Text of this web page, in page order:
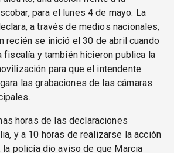
para el lunes 4 de mayo. La
a través de medios nacionales,
recién se inició el 30 de abril cuando
fiscalía y también hicieron publica la
para que el intendente
las grabaciones de las cámaras
horas de las declaraciones
y a 10 horas de realizarse la acción
policía dio aviso de que Marcia